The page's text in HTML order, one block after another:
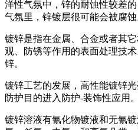
洋性气氛中，锌的耐蚀性较差
气氛里，锌镀层很可能会被腐蚀
镀锌是指在金属、合金或者其
观、防锈等作用的表面处理技
锌。
镀锌工艺的发展，高性能镀锌
防护目的进入防护-装饰性应用。
镀锌溶液有氰化物镀液和无氰